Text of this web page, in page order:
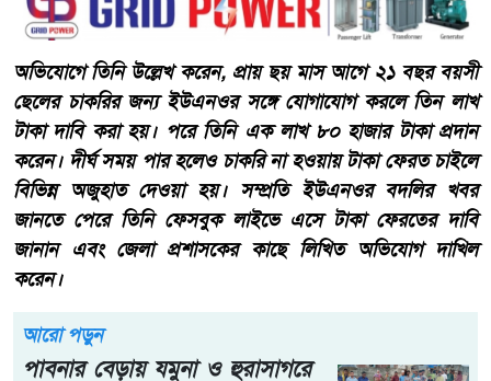
অভিযোগে তিনি উল্লেখ করেন, প্রায় ছয় মাস আগে ২১ বছর বয়সী
ছেলের চাকরির জন্য ইউএনওর সঙ্গে যোগাযোগ করলে তিন লাখ
টাকা দাবি করা হয়। পরে তিনি এক লাখ ৮০ হাজার টাকা প্রদান
করেন। দীর্ঘ সময় পার হলেও চাকরি না হওয়ায় টাকা ফেরত চাইলে
বিভিন্ন অজুহাত দেওয়া হয়। সম্প্রতি ইউএনওর বদলির খবর
জানতে পেরে তিনি ফেসবুক লাইভে এসে টাকা ফেরতের দাবি
জানান এবং জেলা প্রশাসকের কাছে লিখিত অভিযোগ দাখিল
করেন।
আরো পড়ুন
পাবনার বেড়ায় যমুনা ও হুরাসাগরে